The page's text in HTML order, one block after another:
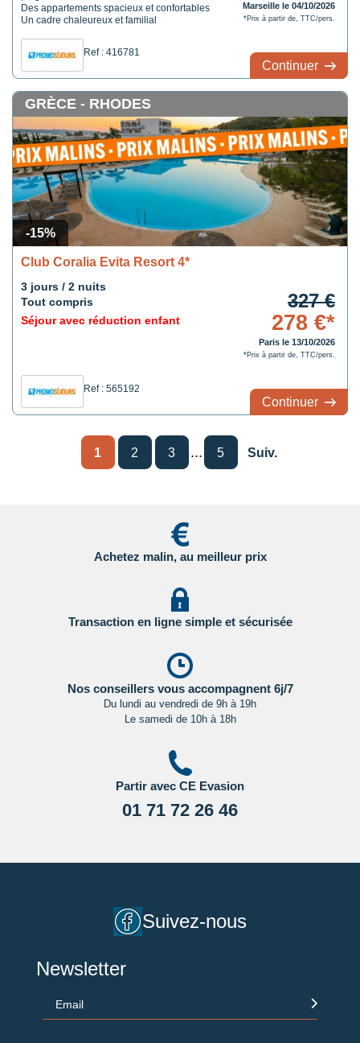
Des appartements spacieux et confortables
Un cadre chaleureux et familial
Ref : 416781
Marseille le 04/10/2026
*Prix à partir de, TTC/pers.
Continuer
-15%
GRÈCE - RHODES
Club Coralia Evita Resort 4*
3 jours / 2 nuits
Tout compris
Séjour avec réduction enfant
Ref : 565192
327 €
278 €*
Paris le 13/10/2026
*Prix à partir de, TTC/pers.
Continuer
1 2 3 ... 5 Suiv.
Achetez malin, au meilleur prix
Transaction en ligne simple et sécurisée
Nos conseillers vous accompagnent 6j/7
Du lundi au vendredi de 9h à 19h
Le samedi de 10h à 18h
Partir avec CE Evasion
01 71 72 26 46
Suivez-nous
Newsletter
Email